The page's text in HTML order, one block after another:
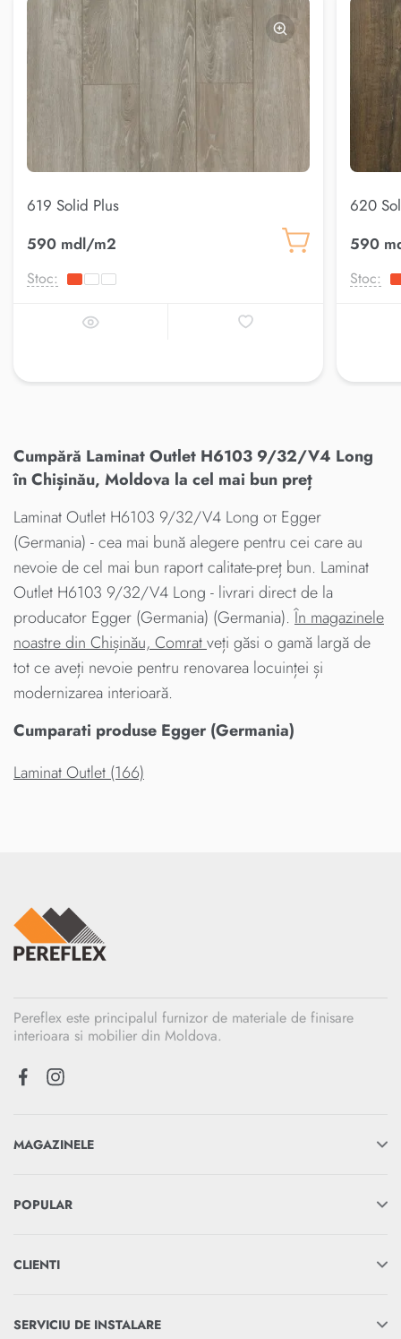
619 Solid Plus
590 mdl/m2
Stoc:
620
590
Stoc:
Cumpără Laminat Outlet H6103 9/32/V4 Long
în Chișinău, Moldova la cel mai bun preț
Laminat Outlet H6103 9/32/V4 Long от Egger
(Germania) - cea mai bună alegere pentru cei care au
nevoie de cel mai bun raport calitate-preț bun. Laminat
Outlet H6103 9/32/V4 Long - livrari direct de la
producator Egger (Germania) (Germania).În magazinele
noastre din Chișinău, Comratveți găsi o gamă largă de
tot ce aveți nevoie pentru renovarea locuinței și
modernizarea interioară.
Cumparati produse Egger (Germania)
Laminat Outlet (166)
Pereflex este principalul furnizor de materiale de finisare
interioara si mobilier din Moldova.
MAGAZINELE
POPULAR
CLIENTI
SERVICIU DE INSTALARE